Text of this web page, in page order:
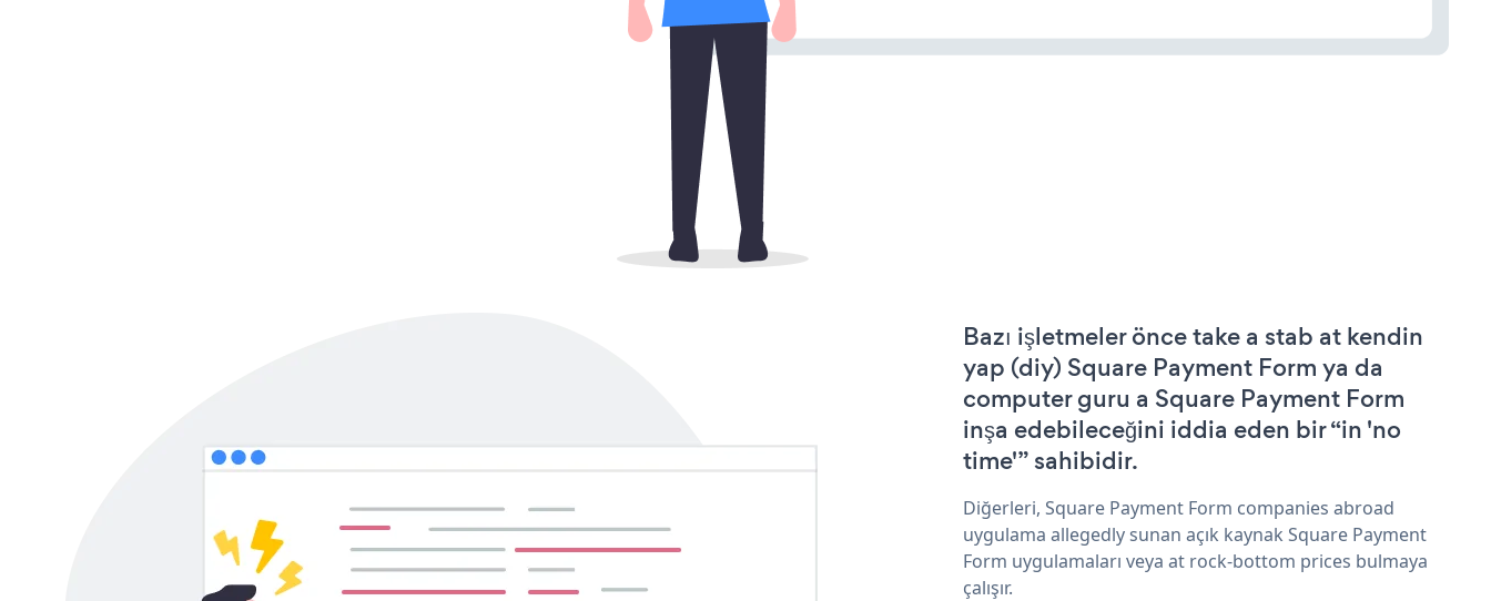
Bazı işletmeler önce take a stab at kendin
yap (diy) Square Payment Form ya da
computer guru a Square Payment Form
inşa edebileceğini iddia eden bir “in 'no
time'” sahibidir.
Diğerleri, Square Payment Form companies abroad
uygulama allegedly sunan açık kaynak Square Payment
Form uygulamaları veya at rock-bottom prices bulmaya
çalışır.